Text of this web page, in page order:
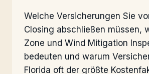
Welche Versicherungen Sie
Closing abschließen müssen,
Zone und Wind Mitigation
bedeuten und warum
Florida oft der größte